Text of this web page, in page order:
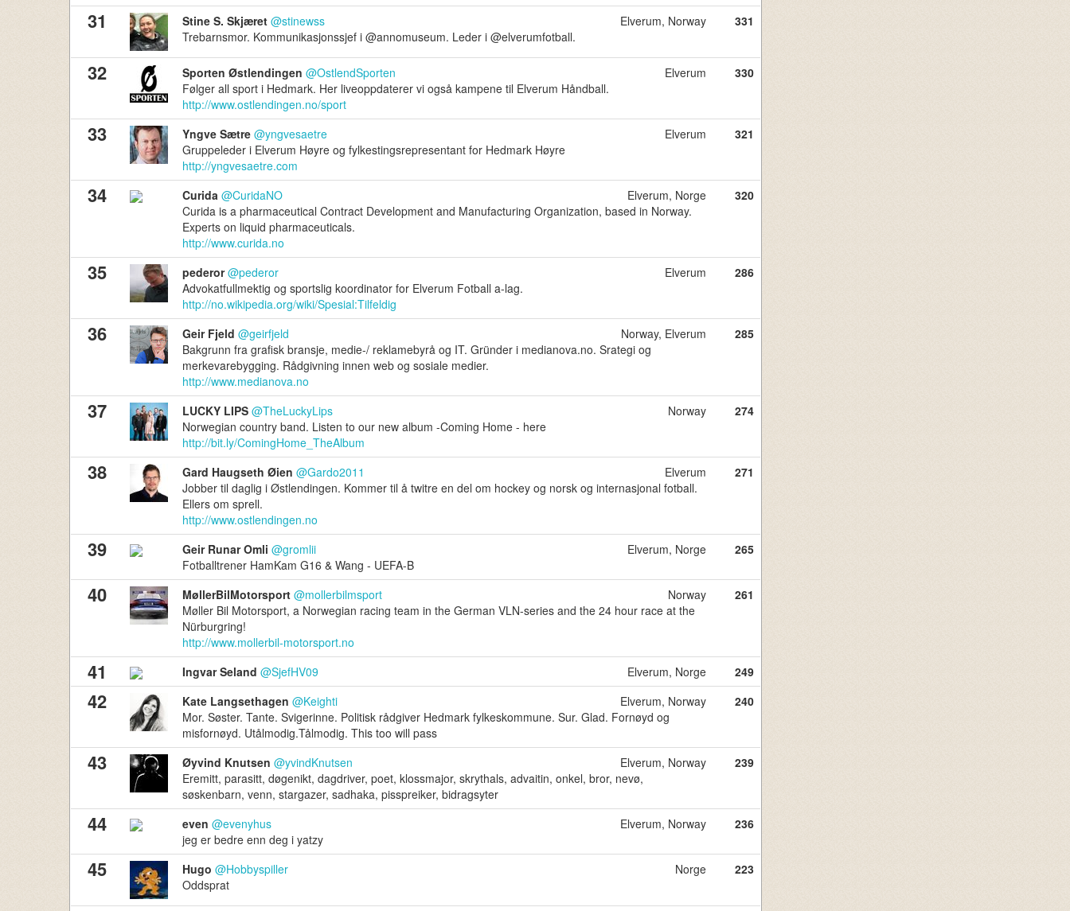
31 Stine S. Skjæret @stinewss
Elverum, Norway
Trebarnsmor. Kommunikasjonssjef i @annomuseum. Leder i @elverumfotball.
331
32 Sporten Østlendingen @OstlendSporten
Elverum
Følger all sport i Hedmark. Her liveoppdaterer vi også kampene til Elverum Håndball.
http://www.ostlendingen.no/sport
330
33 Yngve Sætre @yngvesaetre
Elverum
Gruppeleder i Elverum Høyre og fylkestingsrepresentant for Hedmark Høyre
http://yngvesaetre.com
321
34 Curida @CuridaNO
Elverum, Norge
Curida is a pharmaceutical Contract Development and Manufacturing Organization, based in Norway.
Experts on liquid pharmaceuticals.
http://www.curida.no
320
35 pederor @pederor
Elverum
Advokatfullmektig og sportslig koordinator for Elverum Fotball a-lag.
http://no.wikipedia.org/wiki/Spesial:Tilfeldig
286
36 Geir Fjeld @geirfjeld
Norway, Elverum
Bakgrunn fra grafisk bransje, medie-/ reklamebyrå og IT. Gründer i medianova.no. Srategi og
merkevarebygging. Rådgivning innen web og sosiale medier.
http://www.medianova.no
285
37 LUCKY LIPS @TheLuckyLips
Norway
Norwegian country band. Listen to our new album -Coming Home - here
http://bit.ly/ComingHome_TheAlbum
274
38 Gard Haugseth Øien @Gardo2011
Elverum
Jobber til daglig i Østlendingen. Kommer til å twitre en del om hockey og norsk og internasjonal fotball.
Ellers om sprell.
http://www.ostlendingen.no
271
39 Geir Runar Omli @gromlii
Elverum, Norge
Fotballtrener HamKam G16 & Wang - UEFA-B
265
40 MøllerBilMotorsport @mollerbilmsport
Norway
Møller Bil Motorsport, a Norwegian racing team in the German VLN-series and the 24 hour race at the
Nürburgring!
http://www.mollerbil-motorsport.no
261
41 Ingvar Seland @SjefHV09 Elverum, Norge 249
42 Kate Langsethagen @Keighti
Elverum, Norway
Mor. Søster. Tante. Svigerinne. Politisk rådgiver Hedmark fylkeskommune. Sur. Glad. Fornøyd og
misfornøyd. Utålmodig.Tålmodig. This too will pass
240
43 Øyvind Knutsen @yvindKnutsen
Elverum, Norway
Eremitt, parasitt, døgenikt, dagdriver, poet, klossmajor, skrythals, advaitin, onkel, bror, nevø,
søskenbarn, venn, stargazer, sadhaka, pisspreiker, bidragsyter
239
44 even @evenyhus
Elverum, Norway
jeg er bedre enn deg i yatzy
236
45 Hugo @Hobbyspiller
Norge
Oddsprat
223